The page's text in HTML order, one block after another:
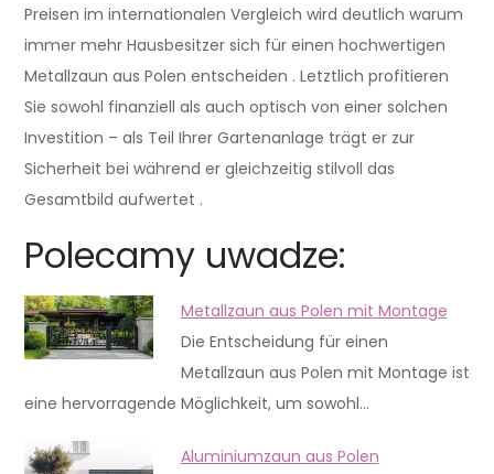
Preisen im internationalen Vergleich wird deutlich warum
immer mehr Hausbesitzer sich für einen hochwertigen
Metallzaun aus Polen entscheiden . Letztlich profitieren
Sie sowohl finanziell als auch optisch von einer solchen
Investition – als Teil Ihrer Gartenanlage trägt er zur
Sicherheit bei während er gleichzeitig stilvoll das
Gesamtbild aufwertet .
Polecamy uwadze:
Metallzaun aus Polen mit Montage
Die Entscheidung für einen
Metallzaun aus Polen mit Montage ist
eine hervorragende Möglichkeit, um sowohl…
Aluminiumzaun aus Polen